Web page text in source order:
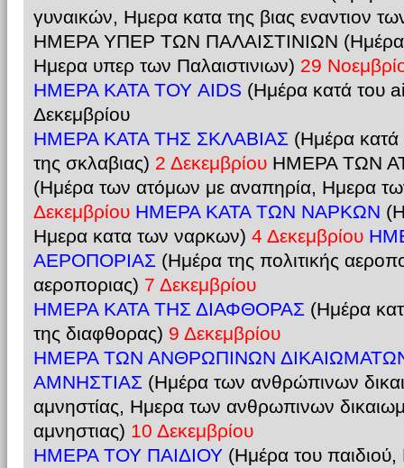
γυναικών, Ημερα κατα της βιας εναντιον
ΗΜΕΡΑ ΥΠΕΡ ΤΩΝ ΠΑΛΑΙΣΤΙΝΙΩΝ (Ημέρα
Ημερα υπερ των Παλαιστινιων) 29
ΗΜΕΡΑ ΚΑΤΑ ΤΟΥ AIDS (Ημέρα κατά του
Δεκεμβρίου
ΗΜΕΡΑ ΚΑΤΑ ΤΗΣ ΣΚΛΑΒΙΑΣ (Ημέρα κατά
της σκλαβιας) 2 Δεκεμβρίου ΗΜΕΡΑ ΤΩΝ
(Ημέρα των ατόμων με αναπηρία, Ημερα
Δεκεμβρίου ΗΜΕΡΑ ΚΑΤΑ ΤΩΝ ΝΑΡΚΩΝ
Ημερα κατα των ναρκων) 4 Δεκεμβρίου
ΑΕΡΟΠΟΡΙΑΣ (Ημέρα της πολιτικής
αεροποριας) 7 Δεκεμβρίου
ΗΜΕΡΑ ΚΑΤΑ ΤΗΣ ΔΙΑΦΘΟΡΑΣ (Ημέρα
της διαφθορας) 9 Δεκεμβρίου
ΗΜΕΡΑ ΤΩΝ ΑΝΘΡΩΠΙΝΩΝ
ΑΜΝΗΣΤΙΑΣ (Ημέρα των ανθρώπινων
αμνηστίας, Ημερα των ανθρωπινων
αμνηστιας) 10 Δεκεμβρίου
ΗΜΕΡΑ ΤΟΥ ΠΑΙΔΙΟΥ (Ημέρα του